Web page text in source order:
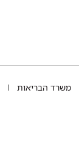
משרד הבריאות